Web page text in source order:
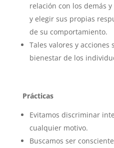
relación con los demás
y elegir sus propias
de su comportamiento.
Tales valores y acciones
bienestar de los
Prácticas
Evitamos discriminar
cualquier motivo.
Buscamos ser